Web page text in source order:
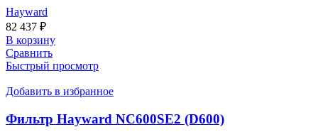
Hayward
82 437 ₽
В корзину
Сравнить
Быстрый просмотр
Добавить в избранное
Фильтр Hayward NC600SE2 (D600)